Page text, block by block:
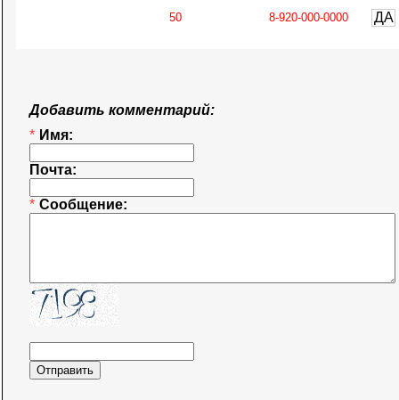
ДА
Добавить комментарий:
* Имя:
Почта:
* Сообщение: